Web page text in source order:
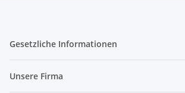
Gesetzliche Informationen
Unsere Firma